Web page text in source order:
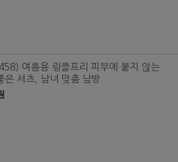
여름용 링클프리 피부에 붙지 않는
은 셔츠, 남녀 맞춤 남방